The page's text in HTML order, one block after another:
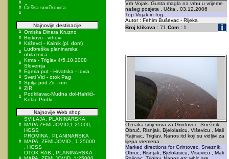
Češka smrčkovica
Najnovije destinacije
Omiska Dinara Kruzno
Biokovo - vrhovi
Križevci - Kalnik (pl. dom)
Ludbreška planinarska
obilaznica
Krma - Triglav 4/5.10.2008
Slovenija
Egeria put - Hrvatska - Iovia
Sveti Vid - otok Pag
Spilja pod Zir - om
ZIR
Podkilavac-Mudna dol-Hahlići-
Kolac-Podki
Najnovije Web shop
SVILAJA, PLANINARSKA
MAPA ZEMLJOVID,1:25000,
HGSS
PROMINA , PLANINARSKA
MAPA, ZEMLJOVID , 1:25000
, HGSS
OTOK RAB , PLANINARSKA
Vrh Vojak. Gusta magla na vrhu u vrijeme
našeg posjeta . Učka . 03.12.2006
Top Vojak in fog .
Autor : Fehim Buševac - Rijeka
Broj klikova :71 Com :1
Oznaka smjerova za Grintovec, Snežnik,
Obruč, Risnjak, Bjelolasicu, Viševicu , Mali
Rajinac, Triglav, Nanos itd koji su vidljivi za
lijepa vremena .
Marked directions for Grintovec, Sneznik,
Obruc, Risnjak, Bjelolasicu, Visevicu , Mali